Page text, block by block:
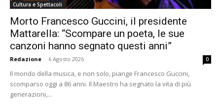
Cultura e Spettacoli
Morto Francesco Guccini, il presidente
Mattarella: “Scompare un poeta, le sue
canzoni hanno segnato questi anni”
Redazione - 6 Agosto 2026 0
Il mondo della musica, e non solo, piange Francesco Guccini,
scomparso oggi a 86 anni. Il Maestro ha segnato la vita di più
generazioni,...